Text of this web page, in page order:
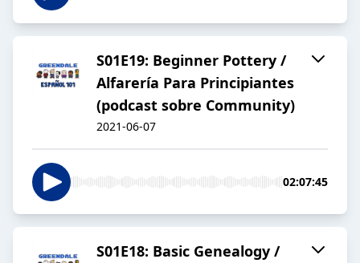
S01E19: Beginner Pottery /
Alfarería Para Principiantes
(podcast sobre Community)
2021-06-07
02:07:45
S01E18: Basic Genealogy /